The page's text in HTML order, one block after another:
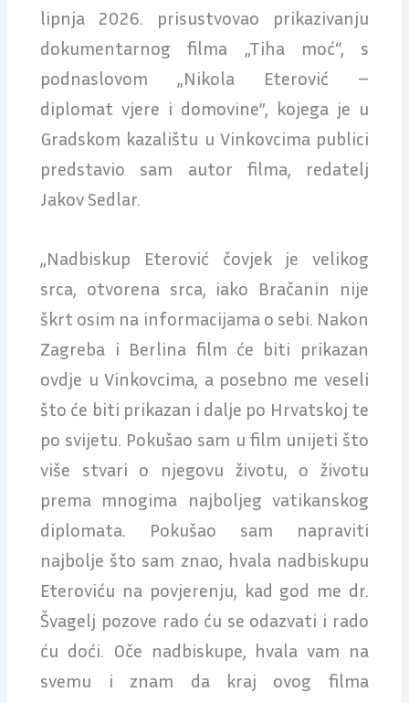
lipnja 2026. prisustvovao prikazivanju
dokumentarnog filma „Tiha moć“, s
podnaslovom „Nikola Eterović –
diplomat vjere i domovine”, kojega je u
Gradskom kazalištu u Vinkovcima publici
predstavio sam autor filma, redatelj
Jakov Sedlar.
„Nadbiskup Eterović čovjek je velikog
srca, otvorena srca, iako Bračanin nije
škrt osim na informacijama o sebi. Nakon
Zagreba i Berlina film će biti prikazan
ovdje u Vinkovcima, a posebno me veseli
što će biti prikazan i dalje po Hrvatskoj te
po svijetu. Pokušao sam u film unijeti što
više stvari o njegovu životu, o životu
prema mnogima najboljeg vatikanskog
diplomata. Pokušao sam napraviti
najbolje što sam znao, hvala nadbiskupu
Eteroviću na povjerenju, kad god me dr.
Švagelj pozove rado ću se odazvati i rado
ću doći. Oče nadbiskupe, hvala vam na
svemu i znam da kraj ovog filma